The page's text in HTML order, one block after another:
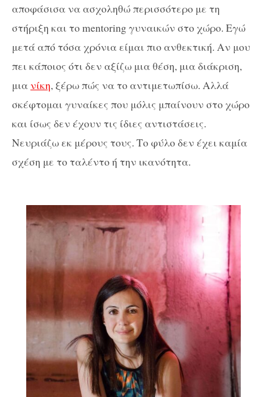
αποφάσισα να ασχοληθώ περισσότερο με τη
στήριξη και το mentoring γυναικών στο χώρο. Εγώ
μετά από τόσα χρόνια είμαι πιο ανθεκτική. Αν μου
πει κάποιος ότι δεν αξίζω μια θέση, μια διάκριση,
μιανίκη, ξέρω πώς να το αντιμετωπίσω. Αλλά
σκέφτομαι γυναίκες που μόλις μπαίνουν στο χώρο
και ίσως δεν έχουν τις ίδιες αντιστάσεις.
Νευριάζω εκ μέρους τους. Το φύλο δεν έχει καμία
σχέση με το ταλέντο ή την ικανότητα.